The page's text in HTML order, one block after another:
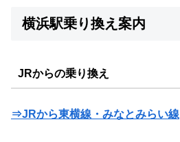
横浜駅乗り換え案内
JRからの乗り換え
⇒JRから東横線・みなとみらい線